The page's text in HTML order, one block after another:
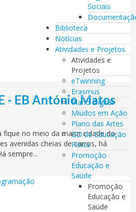
Sociais
Biblioteca
Notícias
Atividades e Projetos
Atividades e
Projetos
eTwinning
Erasmus
Plano Digital
Miúdos em Ação
Plano das Artes
GD de Educação
Física
Promoção
Educação e
Saúde
Promoção
Educação e
Saúde
- EB António Matos
fique no meio da maior cidade do
avenidas cheias de carros, há
sempre...